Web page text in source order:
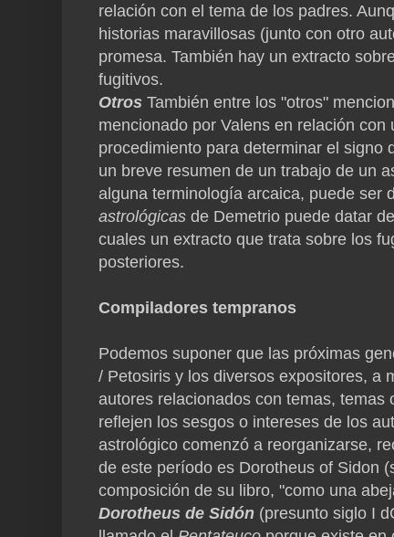
relación con el tema de los padres.
historias maravillosas (junto con otro
promesa. También hay un extracto
fugitivos.
Otros También entre los "otros"
mencionado por Valens en relación
procedimiento para determinar el signo
un breve resumen de un trabajo de un
alguna terminología arcaica, puede ser
astrológicas de Demetrio puede datar
cuales un extracto que trata sobre los
posteriores.
Compiladores tempranos
Podemos suponer que las próximas
/ Petosiris y los diversos expositores, a
autores relacionados con temas, temas
reflejen los sesgos o intereses de los
astrológico comenzó a reorganizarse,
de este período es Dorotheus of Sidon
composición de su libro, "como una
Dorotheus de Sidón (presunto siglo I